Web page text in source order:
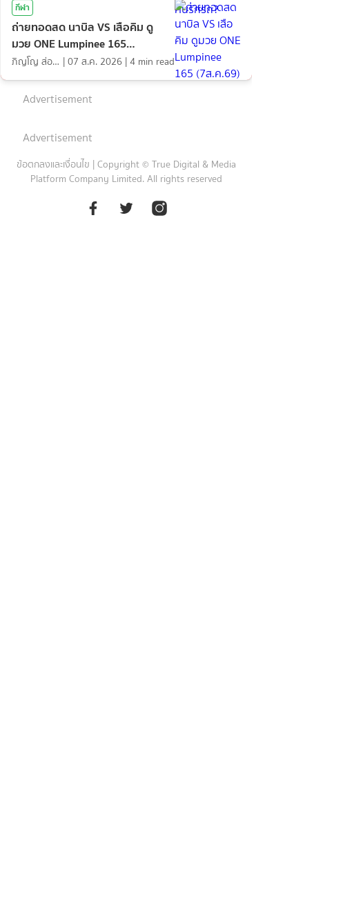
กีฬา
ถ่ายทอดสด นาบิล VS เสือคิม ดู
มวย ONE Lumpinee 165
(7ส.ค.69)ภิญโญ ส่องแสง |07 ส.ค. 2026 |4 min read
Advertisement
Advertisement
ข้อตกลงและเงื่อนไข | Copyright © True Digital & Media
Platform Company Limited. All rights reserved